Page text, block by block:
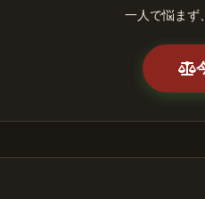
一人で悩まず